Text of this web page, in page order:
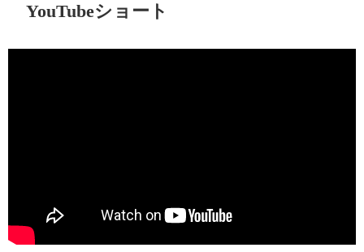
YouTubeショート